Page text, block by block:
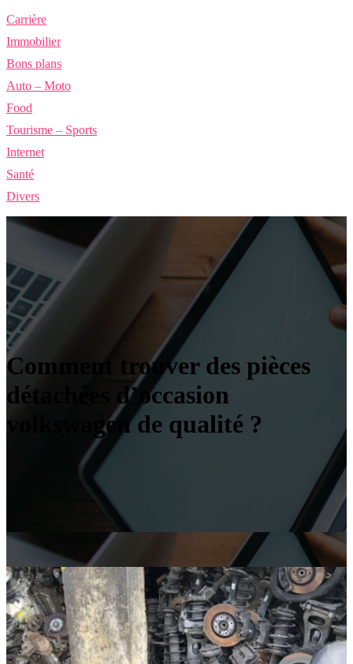
Carrière
Immobilier
Bons plans
Auto – Moto
Food
Tourisme – Sports
Internet
Santé
Divers
Comment trouver des pièces
détachées d’occasion
volkswagen de qualité ?